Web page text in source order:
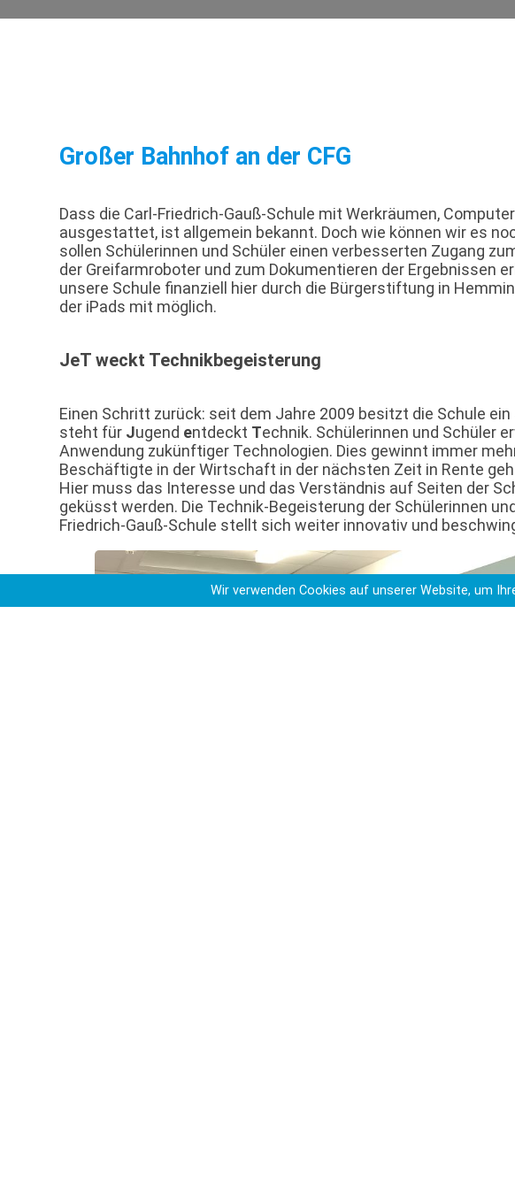
Großer Bahnhof an der CFG
Dass die Carl-Friedrich-Gauß-Schule mit Werkräumen,
ausgestattet, ist allgemein bekannt. Doch wie können wir es
sollen Schülerinnen und Schüler einen verbesserten Zugang
der Greifarmroboter und zum Dokumentieren der Ergebnissen
unsere Schule finanziell hier durch die Bürgerstiftung in
der iPads mit möglich.
JeT weckt Technikbegeisterung
Einen Schritt zurück: seit dem Jahre 2009 besitzt die Schule
steht für Jugend entdeckt Technik. Schülerinnen und Schüler
Anwendung zukünftiger Technologien. Dies gewinnt immer
Beschäftigte in der Wirtschaft in der nächsten Zeit in Rente
Hier muss das Interesse und das Verständnis auf Seiten der
geküsst werden. Die Technik-Begeisterung der Schülerinnen
Friedrich-Gauß-Schule stellt sich weiter innovativ und
Wir verwenden Cookies auf unserer Website, um